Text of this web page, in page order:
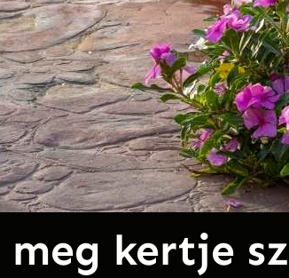
kertje